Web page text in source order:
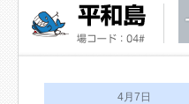
4月7日